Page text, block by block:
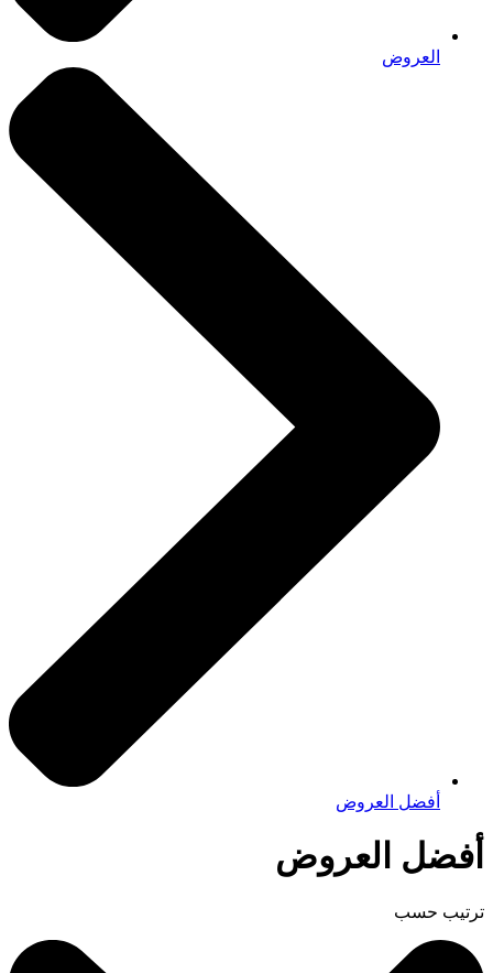
العروض
أفضل العروض
أفضل العروض
ترتيب حسب